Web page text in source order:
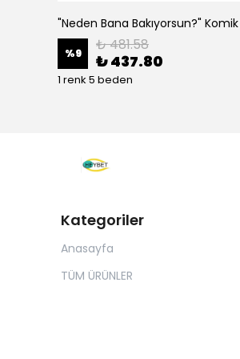
%9 ₺ 481.58
₺ 437.80
1 renk 5 beden
Kategoriler
Anasayfa
TÜM ÜRÜNLER